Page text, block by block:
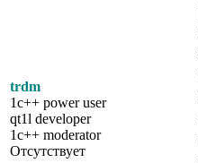
trdm
1c++ power user
qt1l developer
1c++ moderator
Отсутствует